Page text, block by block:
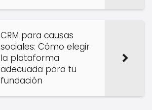
CRM para causas
sociales: Cómo elegir
la plataforma
adecuada para tu
fundación